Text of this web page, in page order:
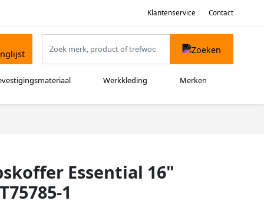
Klantenservice Contact
Werkkleding Merken
Essential 16"
1